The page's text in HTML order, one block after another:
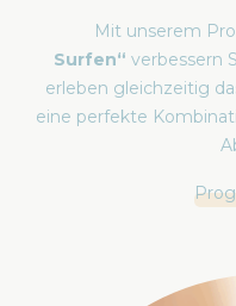
Mit unserem
Surfen“ verbessern
erleben gleichzeitig
eine perfekte